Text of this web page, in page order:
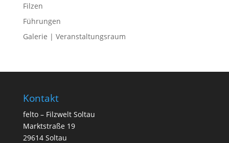
Filzen
Führungen
Galerie | Veranstaltungsraum
Kontakt
felto – Filzwelt Soltau
Marktstraße 19
29614 Soltau